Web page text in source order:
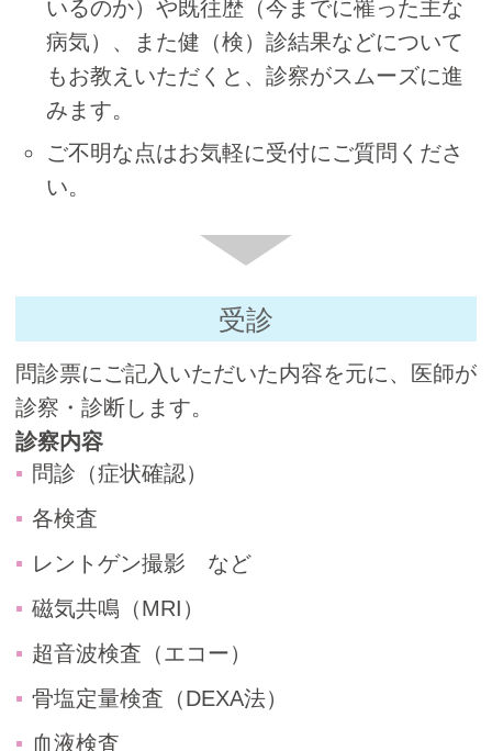
いるのか）や既往歴（今までに罹った主な
病気）、また健（検）診結果などについて
もお教えいただくと、診察がスムーズに進
みます。
ご不明な点はお気軽に受付にご質問くださ
い。
受診
問診票にご記入いただいた内容を元に、医師が
診察・診断します。
診察内容
問診（症状確認）
各検査
レントゲン撮影 など
磁気共鳴（MRI）
超音波検査（エコー）
骨塩定量検査（DEXA法）
血液検査